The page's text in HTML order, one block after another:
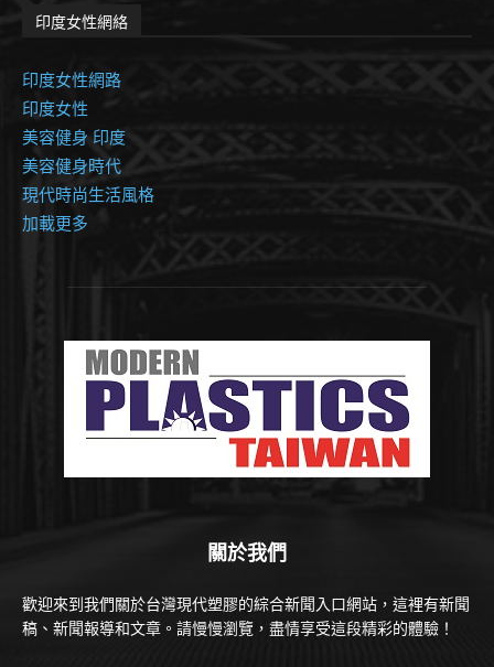
印度女性網絡
印度女性網路
印度女性
美容健身 印度
美容健身時代
現代時尚生活風格
加載更多
關於我們
歡迎來到我們關於台灣現代塑膠的綜合新聞入口網站，這裡有新聞
稿、新聞報導和文章。請慢慢瀏覽，盡情享受這段精彩的體驗！